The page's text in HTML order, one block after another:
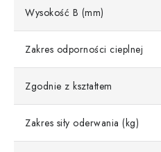
Wysokość B (mm)
Zakres odporności cieplnej
Zgodnie z kształtem
Zakres siły oderwania (kg)